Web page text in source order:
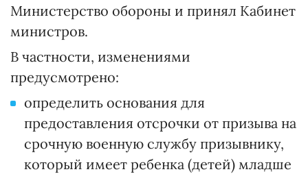
Министерство обороны и принял Кабинет
министров.
В частности, изменениями
предусмотрено:
определить основания для
предоставления отсрочки от призыва на
срочную военную службу призывнику,
который имеет ребенка (детей) младше